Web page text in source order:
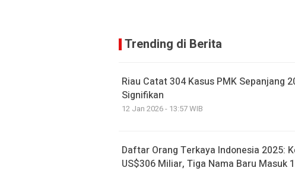
Trending di Berita
Riau Catat 304 Kasus PMK Sepanjang
Signifikan
12 Jan 2026 - 13:57 WIB
Daftar Orang Terkaya Indonesia 2025:
US$306 Miliar, Tiga Nama Baru Masuk